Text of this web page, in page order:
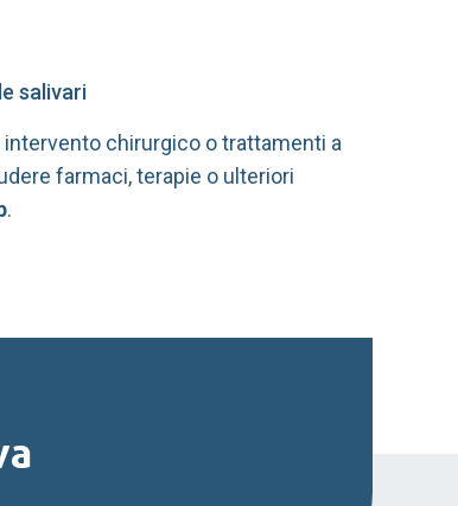
salivari
chirurgico o trattamenti a
farmaci, terapie o ulteriori
.